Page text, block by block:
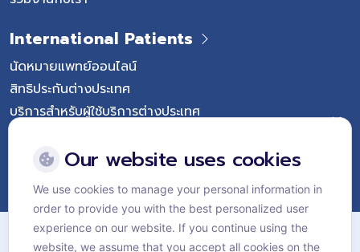
International Patients
นัดหมายแพทย์ออนไลน์
สิทธิประกันต่างประเทศ
บริการสำหรับผู้ใช้บริการต่างประเทศ
Follow Vejthani International Hospital
แผนผังเว็บไซต์
Our website uses cookies
We use cookies to manage your personal information in
order to provide you with the best personalized user
experience on our website. If you continue using the
website, we assume that you accept all cookies on the